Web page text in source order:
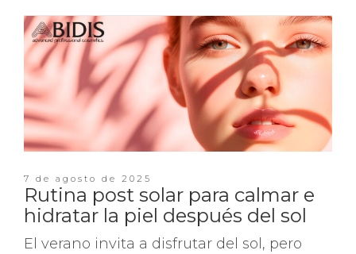
7 de agosto de 2025
Rutina post solar para calmar e
hidratar la piel después del sol
El verano invita a disfrutar del sol, pero